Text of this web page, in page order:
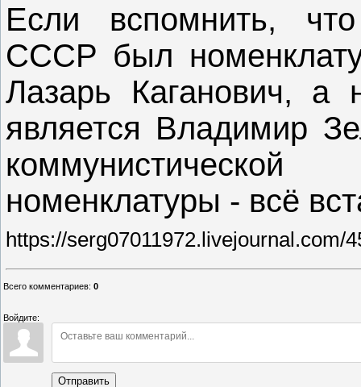
Если вспомнить,
СССР был
Лазарь Каганович, а
является Владимир
номенклатуры - всё
https://serg07011972.livejournal.com/
Всего комментариев: 0
Войдите:
Отправить